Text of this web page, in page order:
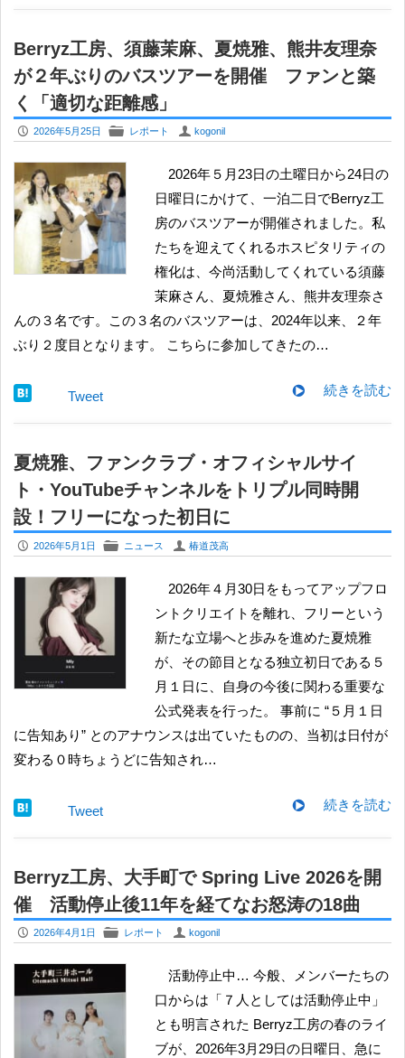
Berryz工房、須藤茉麻、夏焼雅、熊井友理奈
が２年ぶりのバスツアーを開催 ファンと築
く「適切な距離感」
P 2026年5月25日 F レポート U kogonil
2026年５月23日の土曜日から24日の
日曜日にかけて、一泊二日でBerryz工
房のバスツアーが開催されました。私
たちを迎えてくれるホスピタリティの
権化は、今尚活動してくれている須藤
茉麻さん、夏焼雅さん、熊井友理奈さ
んの３名です。この３名のバスツアーは、2024年以来、２年
ぶり２度目となります。 こちらに参加してきたの…
続きを読む
Tweet
夏焼雅、ファンクラブ・オフィシャルサイ
ト・YouTubeチャンネルをトリプル同時開
設！フリーになった初日に
P 2026年5月1日 F ニュース U 椿道茂高
2026年４月30日をもってアップフロ
ントクリエイトを離れ、フリーという
新たな立場へと歩みを進めた夏焼雅
が、その節目となる独立初日である５
月１日に、自身の今後に関わる重要な
公式発表を行った。 事前に “５月１日
に告知あり” とのアナウンスは出ていたものの、当初は日付が
変わる０時ちょうどに告知され…
続きを読む
Tweet
Berryz工房、大手町で Spring Live 2026を開
催 活動停止後11年を経てなお怒涛の18曲
P 2026年4月1日 F レポート U kogonil
活動停止中… 今般、メンバーたちの
口からは「７人としては活動停止中」
とも明言された Berryz工房の春のライ
ブが、2026年3月29日の日曜日、急に